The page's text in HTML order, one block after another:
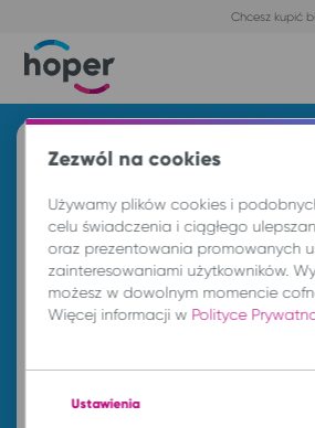
Chcesz kupić
Znajdź przejazd i kup bilet
DO
Zezwól na cookies
Używamy plików cookies i
celu świadczenia i ciągłego
oraz prezentowania promowanych
zainteresowaniami użytkowników.
możesz w dowolnym momencie
Więcej informacji w Polityce
Ustawienia